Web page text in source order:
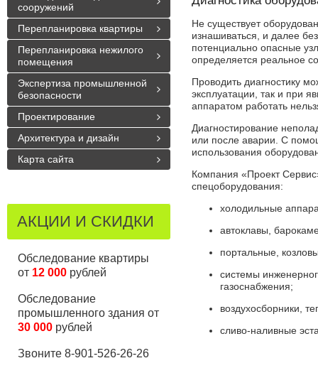
Не существует
изнашиваться, и далее
потенциально опасные
определяется реальное
Проводить диагностику
эксплуатации, так и при
аппаратом работать
Диагностирование
или после аварии. С
использования
Компания «Проект
спецоборудования:
холодильные
автоклавы,
портальные,
системы
газоснабжения;
воздухосборники,
сливо-наливные
сооружений
Перепланировка квартиры
Перепланировка нежилого
помещения
Экспертиза промышленной
безопасности
Проектирование
Архитектура и дизайн
Карта сайта
АКЦИИ И СКИДКИ
Обследование квартиры
от 12 000 рублей
Обследование
промышленного здания от
30 000 рублей
Звоните 8-901-526-26-26